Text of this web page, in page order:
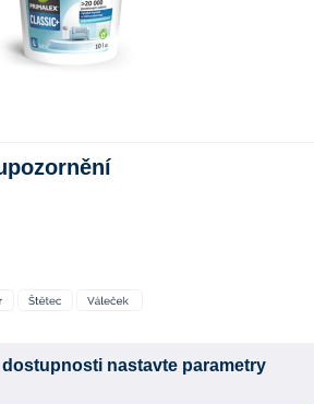
dostupnosti nastavte parametry